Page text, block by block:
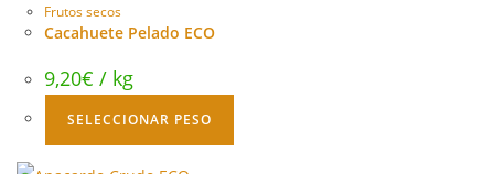
Frutos secos
Cacahuete Pelado ECO
9,20€ / kg
SELECCIONAR PESO